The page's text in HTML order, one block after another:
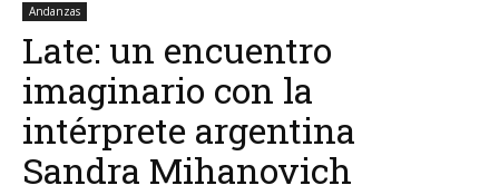
Mx
Andanzas
Late: un encuentro
imaginario con la
intérprete argentina
Sandra Mihanovich